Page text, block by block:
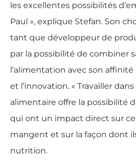
les excellentes possibilités
Paul », explique Stefan. Son
tant que développeur de
par la possibilité de combiner
l’alimentation avec son
et l’innovation. « Travailler
alimentaire offre la possibilité
qui ont un impact direct sur
mangent et sur la façon dont
nutrition.